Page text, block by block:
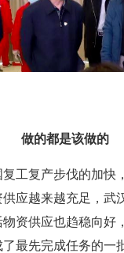
做的都是该做的
复工复产步伐的加快
供应越来越充足，武
资供应也趋稳向好
最先完成任务的一